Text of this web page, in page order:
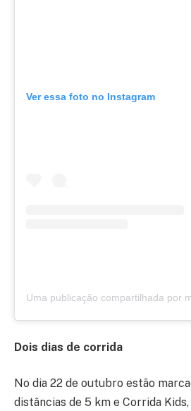
Ver essa foto no Instagram
Dois dias de corrida
No dia 22 de outubro estão
distâncias de 5 km e Corrida